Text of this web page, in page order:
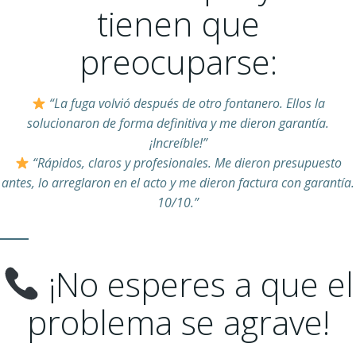
tienen que
preocuparse:
“La fuga volvió después de otro fontanero. Ellos la
solucionaron de forma definitiva y me dieron garantía.
¡Increíble!”
“Rápidos, claros y profesionales. Me dieron presupuesto
antes, lo arreglaron en el acto y me dieron factura con garantía.
10/10.”
¡No esperes a que el
problema se agrave!